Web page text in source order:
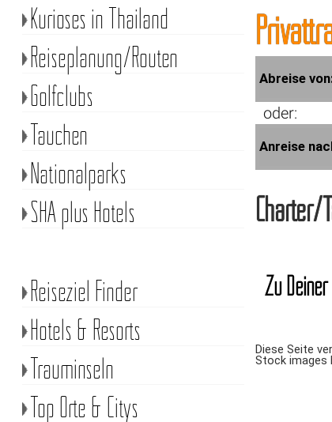
Abreise
oder:
Anreise
Charter/
Zu
Diese Seite
Stock images
Kurioses in Thailand
Reiseplanung/Routen
Golfclubs
Tauchen
Nationalparks
SHA plus Hotels
Reiseziel Finder
Hotels & Resorts
Trauminseln
Top Orte & Citys